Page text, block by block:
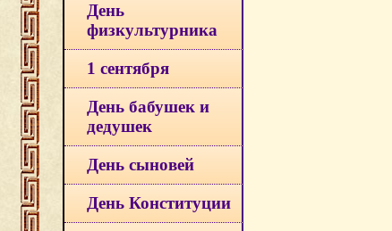
День
физкультурника
1 сентября
День бабушек и
дедушек
День сыновей
День Конституции